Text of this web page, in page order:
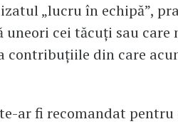
„lucru în echipă”,
uneori cei tăcuți sau
contribuțiile din care
ar fi recomandat